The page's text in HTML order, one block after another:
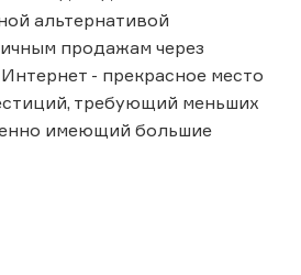
альтернативой
продажам через
- прекрасное место
требующий меньших
имеющий большие